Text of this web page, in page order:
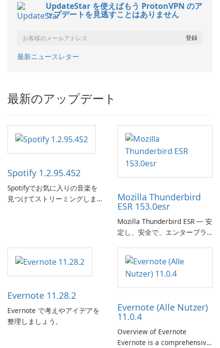
UpdateStar を使えばもう ProtonVPN のア
ップデートを見逃すことはありません
最新ニュースレター
最新のアップデート
Spotify 1.2.95.452
Spotifyでお気に入りの音楽を
見つけてストリーミングしま
Mozilla Thunderbird
ESR 153.0esr
Mozilla Thunderbird ESR — 安
定し、安全で、エンタープラ
Evernote 11.28.2
Evernote で考えやアイデアを
整理しましょう。
Evernote (Alle Nutzer)
11.0.4
Overview of Evernote
Evernote is a comprehensive